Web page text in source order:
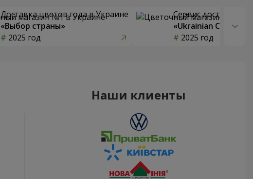
Доставка цветов года в Украине
«Выбор страны»
2025 год
Сервис доставки
«Ukrainian Choice»
2025 год
Наши клиенты